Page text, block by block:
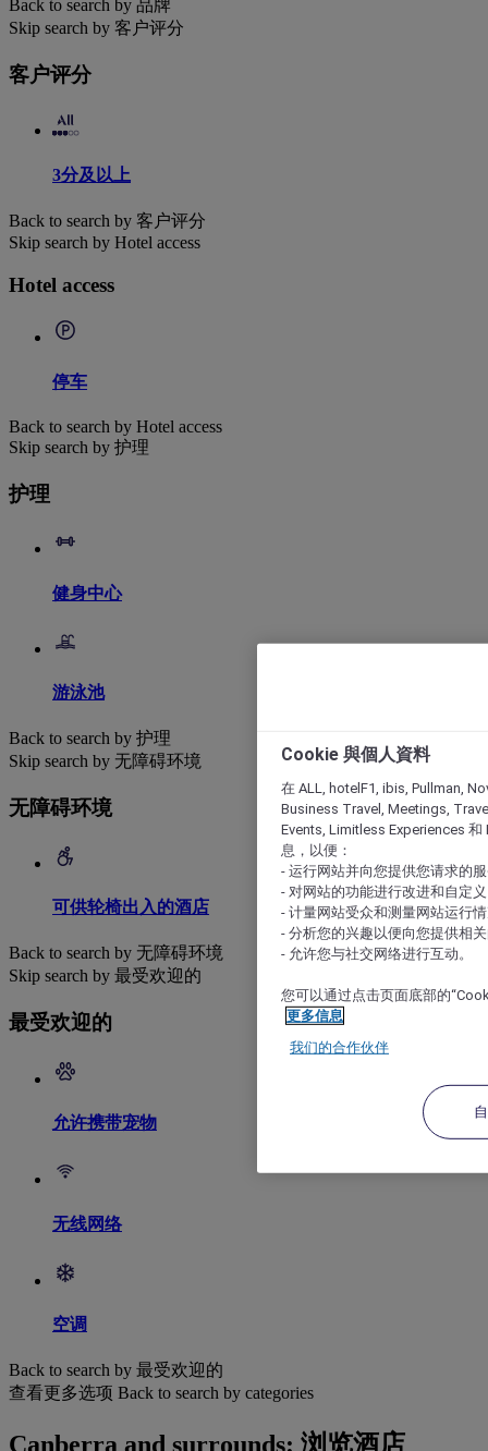
Back to search by 品牌
Skip search by 客户评分
客户评分
3分及以上
Back to search by 客户评分
Skip search by Hotel access
Hotel access
停车
Back to search by Hotel access
Skip search by 护理
护理
健身中心
游泳池
Back to search by 护理
Skip search by 无障碍环境
无障碍环境
可供轮椅出入的酒店
Back to search by 无障碍环境
Skip search by 最受欢迎的
最受欢迎的
允许携带宠物
无线网络
空调
Back to search by 最受欢迎的
查看更多选项 Back to search by categories
Canberra and surrounds: 浏览酒店
Cookie 與個人資料
在 ALL, hotelF1, ibis, Pullman,
Business Travel, Meetings,
Events, Limitless Experiences 和
息，以便：
- 运行网站并向您提供您请求的
- 对网站的功能进行改进和自定义
- 计量网站受众和测量网站运行
- 分析您的兴趣以便向您提供相
- 允许您与社交网络进行互动。
您可以通过点击页面底部的
更多信息
我们的合作伙伴